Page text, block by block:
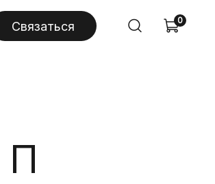
Связаться 0
П